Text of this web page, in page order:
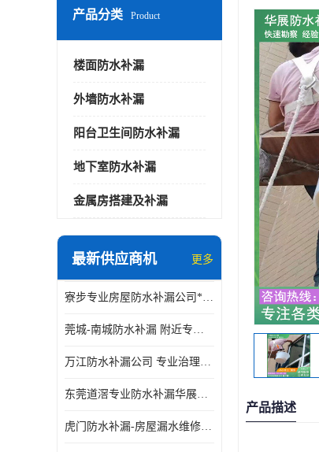
产品分类 Product
楼面防水补漏
外墙防水补漏
阳台卫生间防水补漏
地下室防水补漏
金属房搭建及补漏
最新供应商机 更多
寮步专业房屋防水补漏公司*华展防水，值得信赖的选择
莞城-南城防水补漏 附近专修房屋漏水 免费上门看现场 修不好不收费
万江防水补漏公司 专业治理各项建筑物渗漏水 精准选材 快速止水
东莞道滘专业防水补漏华展防水更专业，及时高效，五年质保
虎门防水补漏-房屋漏水维修 免费上门提供方案 高效解决渗漏水问题
产品描述